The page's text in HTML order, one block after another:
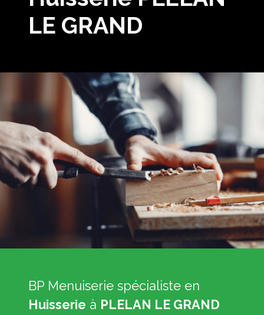
LE GRAND
BP Menuiserie spécialiste en
Huisserie à PLELAN LE GRAND